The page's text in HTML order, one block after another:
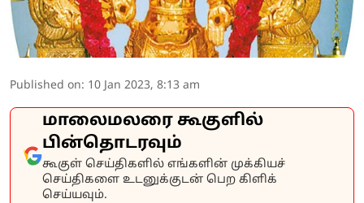
Published on: 10 Jan 2023, 8:13 am
மாலைமலரை கூகுளில்
பின்தொடரவும்
கூகுள் செய்திகளில் எங்களின் முக்கியச்
செய்திகளை உடனுக்குடன் பெற கிளிக்
செய்யவும்.